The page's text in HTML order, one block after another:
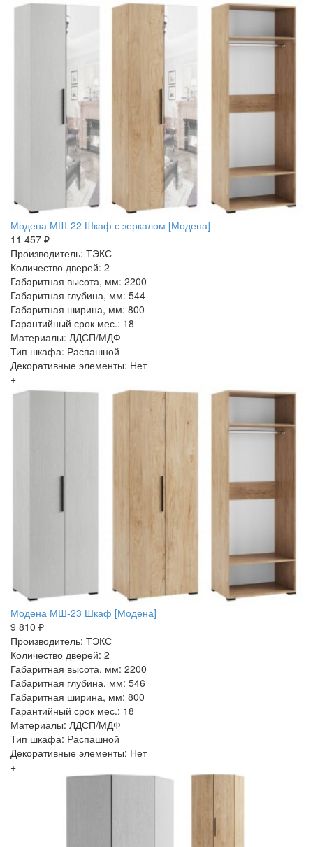
Модена МШ-22 Шкаф с зеркалом [Модена]
11 457 ₽
Производитель: ТЭКС
Количество дверей: 2
Габаритная высота, мм: 2200
Габаритная глубина, мм: 544
Габаритная ширина, мм: 800
Гарантийный срок мес.: 18
Материалы: ЛДСП/МДФ
Тип шкафа: Распашной
Декоративные элементы: Нет
+
Модена МШ-23 Шкаф [Модена]
9 810 ₽
Производитель: ТЭКС
Количество дверей: 2
Габаритная высота, мм: 2200
Габаритная глубина, мм: 546
Габаритная ширина, мм: 800
Гарантийный срок мес.: 18
Материалы: ЛДСП/МДФ
Тип шкафа: Распашной
Декоративные элементы: Нет
+